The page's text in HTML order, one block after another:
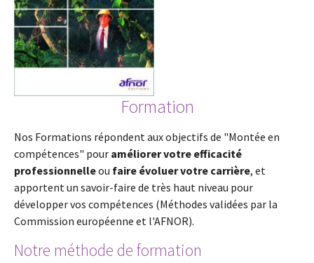
Formation
Nos Formations répondent aux objectifs de "Montée en
compétences" pour améliorer votre efficacité
professionnelleou faire évoluer votre carrière, et
apportent un savoir-faire de très haut niveau pour
développer vos compétences (Méthodes validées par la
Commission européenne et l'AFNOR).
Notre méthode de formation